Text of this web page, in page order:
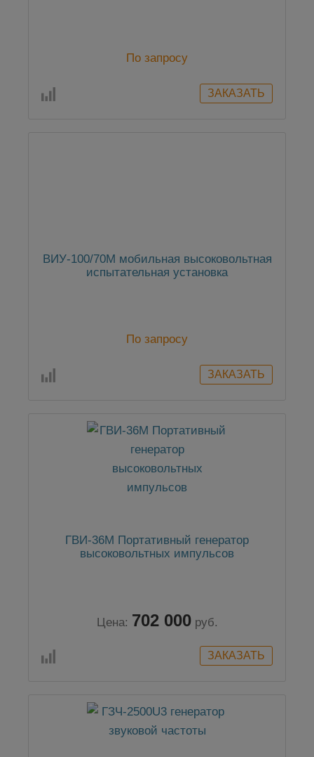
По запросу
ВИУ-100/70М мобильная высоковольтная
испытательная установка
По запросу
ГВИ-36М Портативный генератор
высоковольтных импульсов
Цена: 702 000 руб.